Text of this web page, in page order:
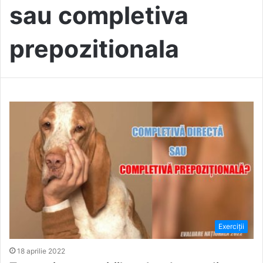
sau completiva
prepozitionala
Exerciții
18 aprilie 2022